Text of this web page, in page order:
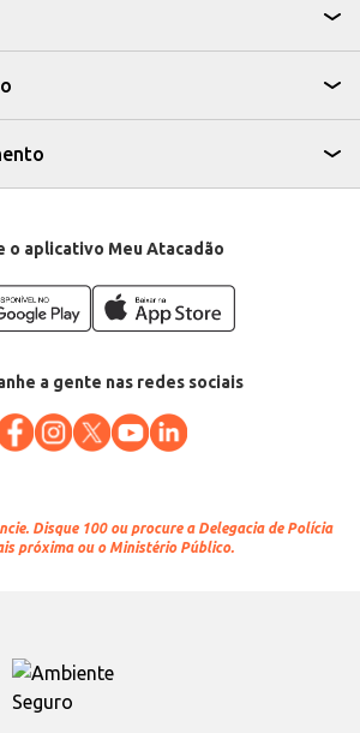
o aplicativo Meu Atacadão
a gente nas redes sociais
Disque 100 ou procure a Delegacia de Polícia
próxima ou o Ministério Público.